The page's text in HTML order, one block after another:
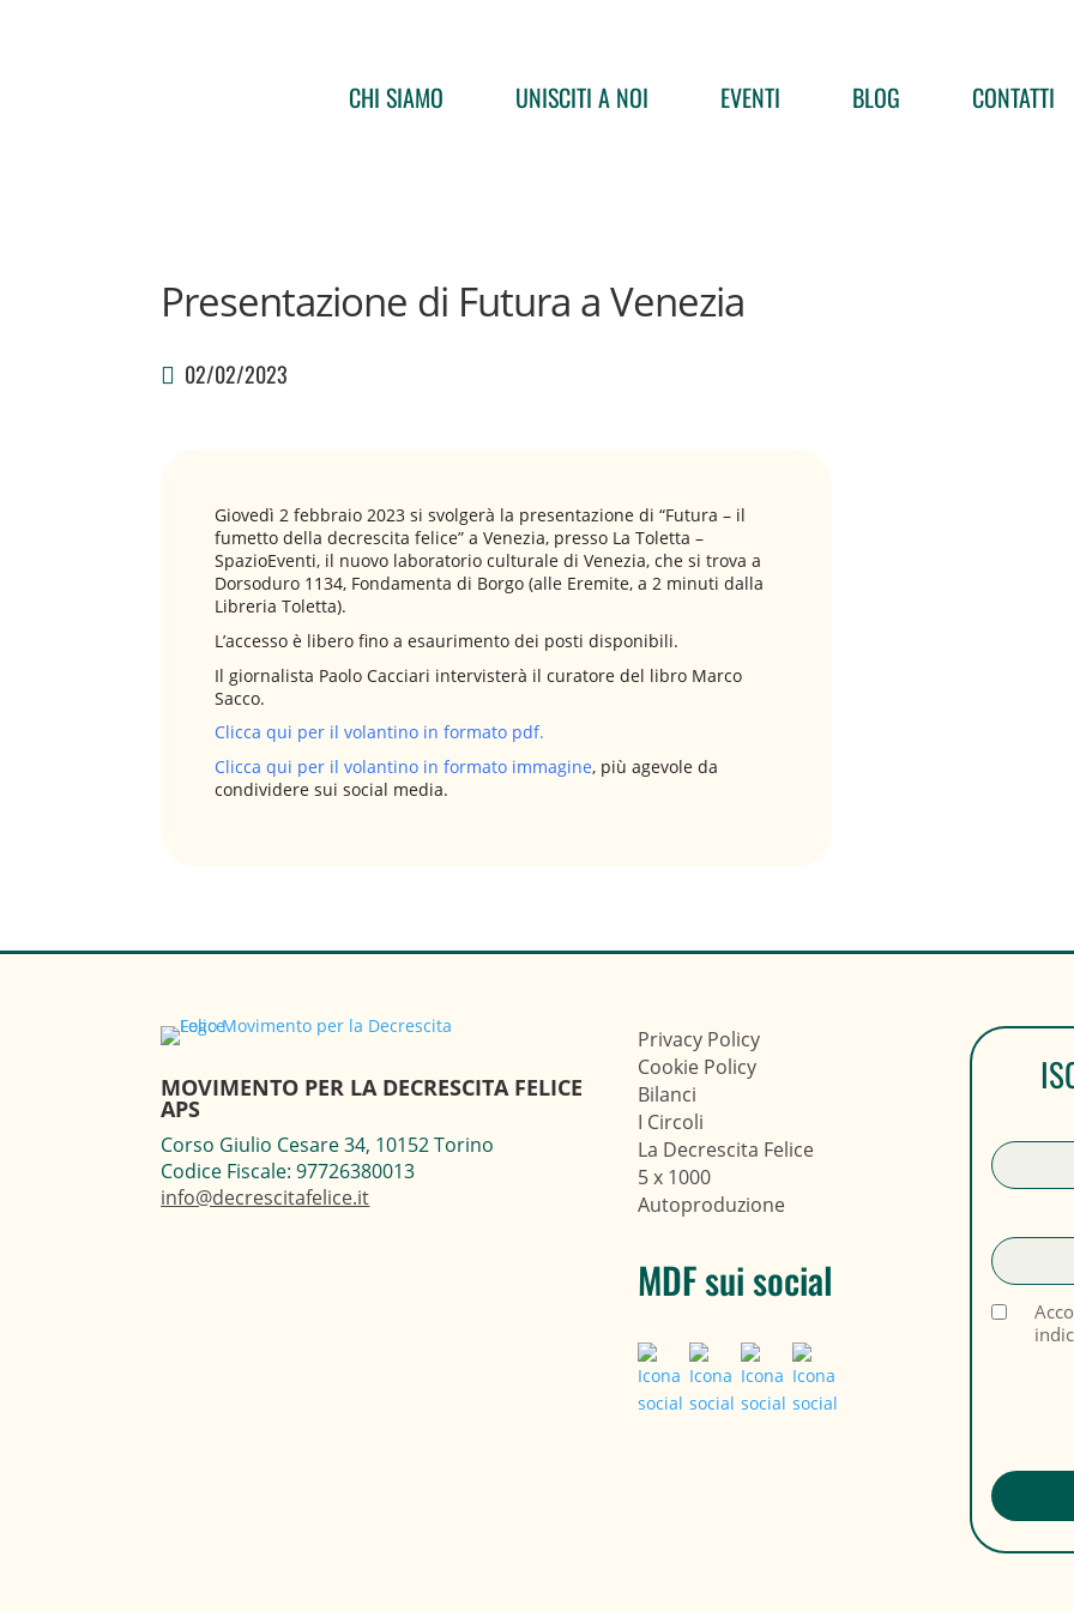
CHI SIAMO UNISCITI A NOI EVENTI BLOG CONTATTI
Presentazione di Futura a Venezia
02/02/2023
Giovedì 2 febbraio 2023 si svolgerà la presentazione di “Futura – il
fumetto della decrescita felice” a Venezia, presso La Toletta –
SpazioEventi, il nuovo laboratorio culturale di Venezia, che si trova a
Dorsoduro 1134, Fondamenta di Borgo (alle Eremite, a 2 minuti dalla
Libreria Toletta).
L’accesso è libero fino a esaurimento dei posti disponibili.
Il giornalista Paolo Cacciari intervisterà il curatore del libro Marco
Sacco.
Clicca qui per il volantino in formato pdf.
Clicca qui per il volantino in formato immagine, più agevole da
condividere sui social media.
MOVIMENTO PER LA DECRESCITA FELICE
APS
Corso Giulio Cesare 34, 10152 Torino
Codice Fiscale: 97726380013
info@decrescitafelice.it
Privacy Policy
Cookie Policy
Bilanci
I Circoli
La Decrescita Felice
5 x 1000
Autoproduzione
MDF sui social